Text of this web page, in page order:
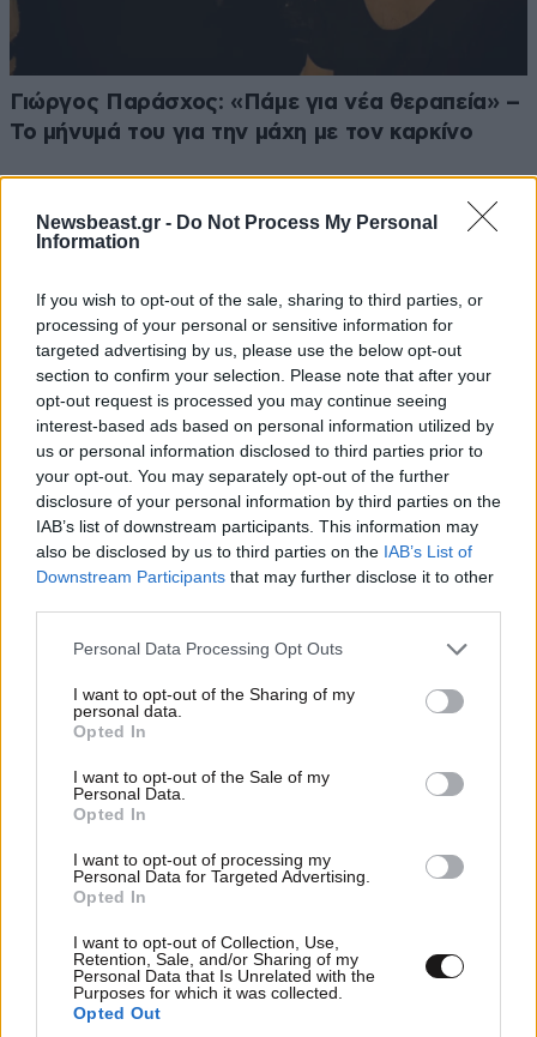
Newsbeast.gr - Do Not Process My Personal
Information
If you wish to opt-out of the sale, sharing to third parties, or
processing of your personal or sensitive information for
targeted advertising by us, please use the below opt-out
section to confirm your selection. Please note that after your
opt-out request is processed you may continue seeing
interest-based ads based on personal information utilized by
us or personal information disclosed to third parties prior to
your opt-out. You may separately opt-out of the further
disclosure of your personal information by third parties on the
IAB’s list of downstream participants. This information may
also be disclosed by us to third parties on the IAB’s List of
Downstream Participants that may further disclose it to other
Please note that this website/app uses one or more Google
not limited to your visit or usage behaviour. You may click to
grant or deny consent to Google and its third-party tags to
use your data for below specified purposes in below Google
consent section.
Personal Data Processing Opt Outs
I want to opt-out of the Sharing of my
personal data.
Opted In
I want to opt-out of the Sale of my
Personal Data.
Opted In
I want to opt-out of processing my
Personal Data for Targeted Advertising.
Opted In
I want to opt-out of Collection, Use,
Retention, Sale, and/or Sharing of my
Personal Data that Is Unrelated with the
Purposes for which it was collected.
Opted Out
Γιώργος Παράσχος: «Πάμε για νέα θεραπεία» –
Το μήνυμά του για την μάχη με τον καρκίνο
Βλαδίμηρος Κυριακίδης: «Δεν πιστεύω στον
Θεό, είναι δημιούργημα του ανθρώπου»
Ο συνθέτης του «Λογαριασμού» αποκαλύπτει
πώς το τραγούδι της Κατερίνας Λιόλιου έγινε